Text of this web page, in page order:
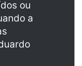
ou
a